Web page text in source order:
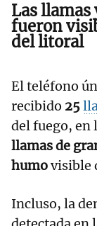
Las
fueron
del litoral
El teléfono
recibido 25
del fuego, en
llamas de
humovisible
Incluso, la